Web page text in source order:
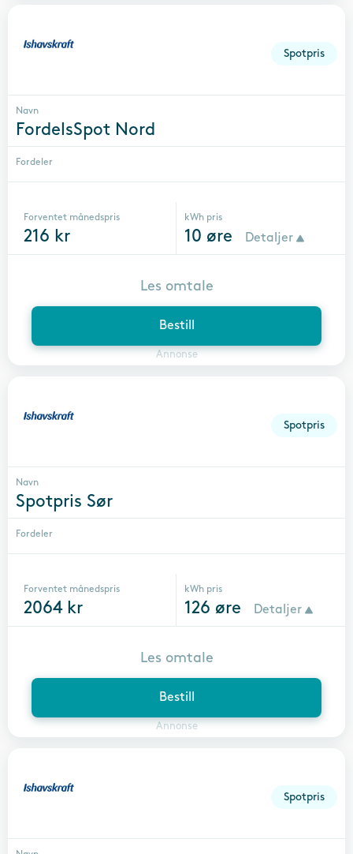
Spotpris
Navn
FordelsSpot Nord
Fordeler
Forventet månedspris
216 kr
kWh pris
10 øre Detaljer
Bestill
Annonse
Les omtale
Spotpris
Navn
Spotpris Sør
Fordeler
Forventet månedspris
2064kr
kWh pris
126 øre Detaljer
Bestill
Annonse
Les omtale
Spotpris